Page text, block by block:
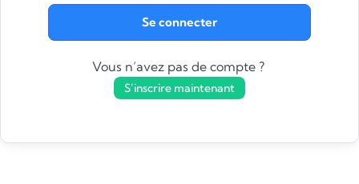
Se connecter
Vous n’avez pas de compte ?
S’inscrire maintenant